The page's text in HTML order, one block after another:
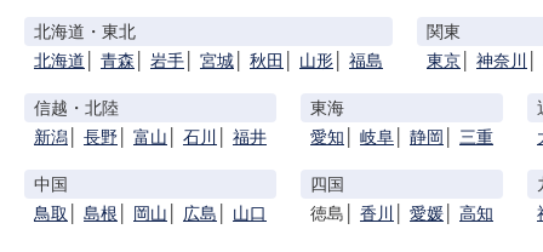
北海道・東北
北海道
青森 岩手 宮城 秋田 山形 福島
関東
東京
神奈川
信越・北陸
新潟
長野 富山 石川 福井
東海
愛知
岐阜 静岡 三重
中国
鳥取
島根 岡山 広島 山口
四国
徳島│
香川 愛媛 高知